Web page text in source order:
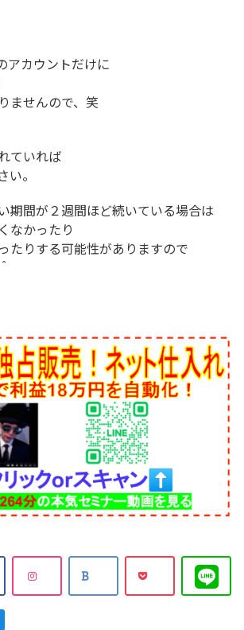
アカウントだけに
ませんので、笑
ていれば
い。
期間が２週間ほど続いている場合は
なかったり
たりする可能性がありますので